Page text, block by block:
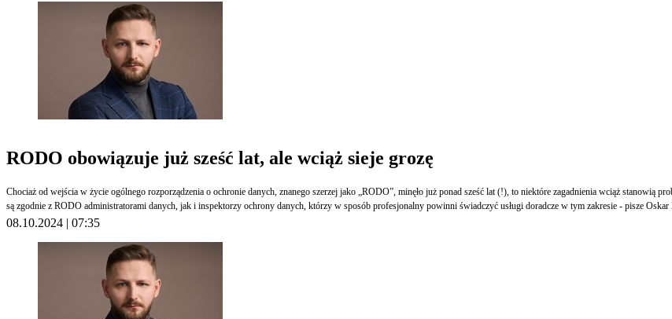
RODO obowiązuje już sześć lat, ale wciąż sieje grozę
Chociaż od wejścia w życie ogólnego rozporządzenia o ochronie danych, znanego szerzej jako „RODO”, minęło już ponad sześć lat (!), to niektóre zagadnienia wciąż stanowią
są zgodnie z RODO administratorami danych, jak i inspektorzy ochrony danych, którzy w sposób profesjonalny powinni świadczyć usługi doradcze w tym zakresie - pisze
08.10.2024 | 07:35